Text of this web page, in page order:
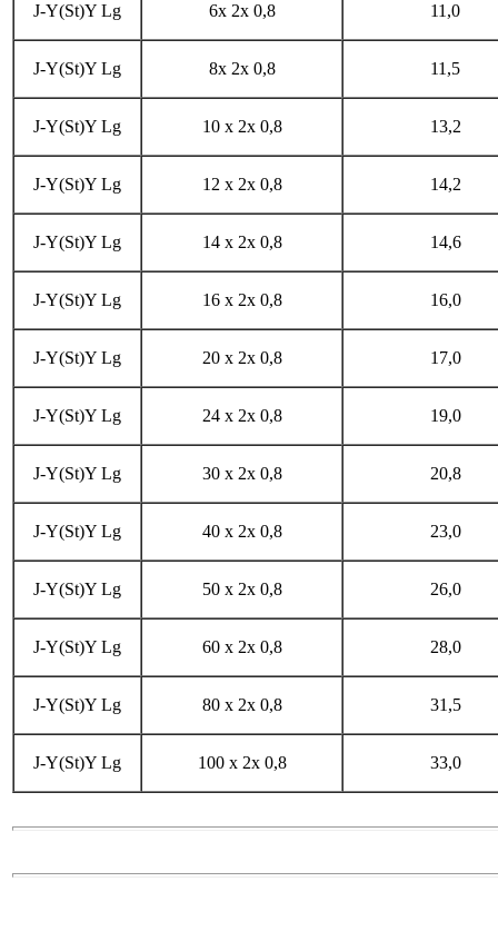
J-Y(St)Y Lg 6x 2x 0,8 11,0
J-Y(St)Y Lg 8x 2x 0,8 11,5
J-Y(St)Y Lg 10 x 2x 0,8 13,2
J-Y(St)Y Lg 12 x 2x 0,8 14,2
J-Y(St)Y Lg 14 x 2x 0,8 14,6
J-Y(St)Y Lg 16 x 2x 0,8 16,0
J-Y(St)Y Lg 20 x 2x 0,8 17,0
J-Y(St)Y Lg 24 x 2x 0,8 19,0
J-Y(St)Y Lg 30 x 2x 0,8 20,8
J-Y(St)Y Lg 40 x 2x 0,8 23,0
J-Y(St)Y Lg 50 x 2x 0,8 26,0
J-Y(St)Y Lg 60 x 2x 0,8 28,0
J-Y(St)Y Lg 80 x 2x 0,8 31,5
J-Y(St)Y Lg 100 x 2x 0,8 33,0